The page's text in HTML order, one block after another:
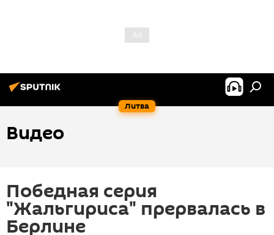
Литва
Видео
Победная серия
"Жальгириса" прервалась в
Берлине